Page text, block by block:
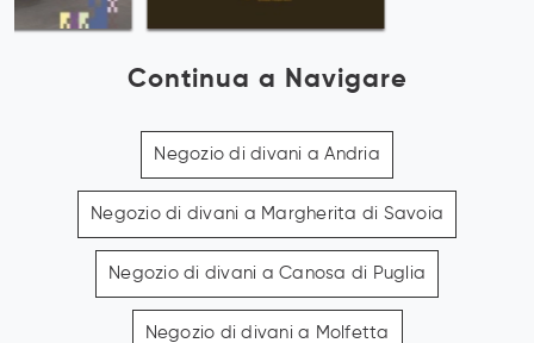
Continua a Navigare
Negozio di divani a Andria
Negozio di divani a Margherita di Savoia
Negozio di divani a Canosa di Puglia
Negozio di divani a Molfetta